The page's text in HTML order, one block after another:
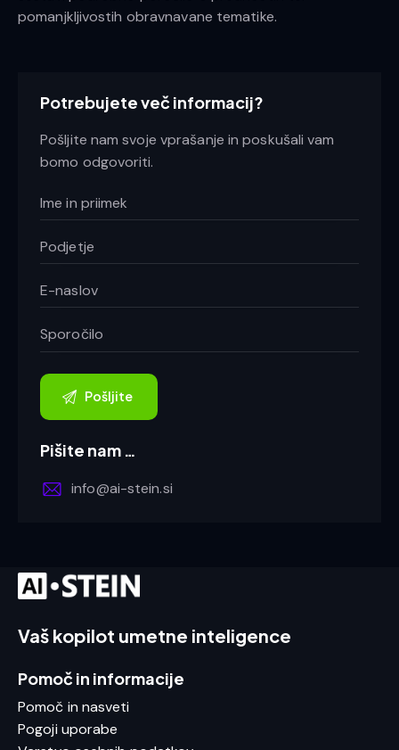
pomanjkljivostih obravnavane tematike.
Potrebujete več informacij?
Pošljite nam svoje vprašanje in poskušali vam
bomo odgovoriti.
Pišite nam …
info@ai-stein.si
Vaš kopilot umetne inteligence
Pomoč in informacije
Pomoč in nasveti
Pogoji uporabe